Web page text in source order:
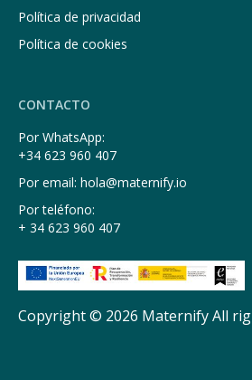
Política de privacidad
Política de cookies
CONTACTO
Por WhatsApp:
+34 623 960 407
Por email: hola@maternify.io
Por teléfono:
+ 34 623 960 407
Copyright © 2026 Maternify All